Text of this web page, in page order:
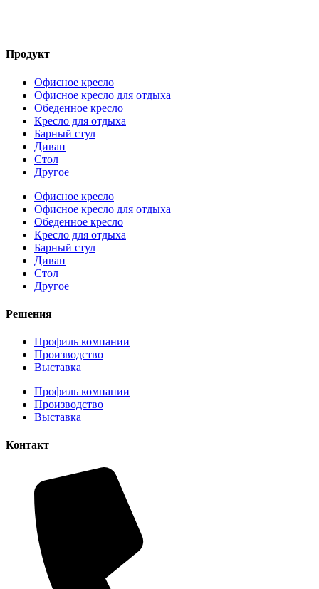
Продукт
Офисное кресло
Офисное кресло для отдыха
Обеденное кресло
Кресло для отдыха
Барный стул
Диван
Стол
Другое
Офисное кресло
Офисное кресло для отдыха
Обеденное кресло
Кресло для отдыха
Барный стул
Диван
Стол
Другое
Решения
Профиль компании
Производство
Выставка
Профиль компании
Производство
Выставка
Контакт